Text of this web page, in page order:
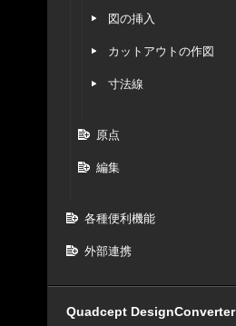
図の挿入
カットアウトの作図
寸法線
原点
編集
各種便利機能
外部連携
Quadcept DesignConverter